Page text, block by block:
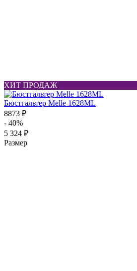
ХИТ ПРОДАЖ
Бюстгальтер Melle 1628ML
8873 ₽
- 40%
5 324 ₽
Размер